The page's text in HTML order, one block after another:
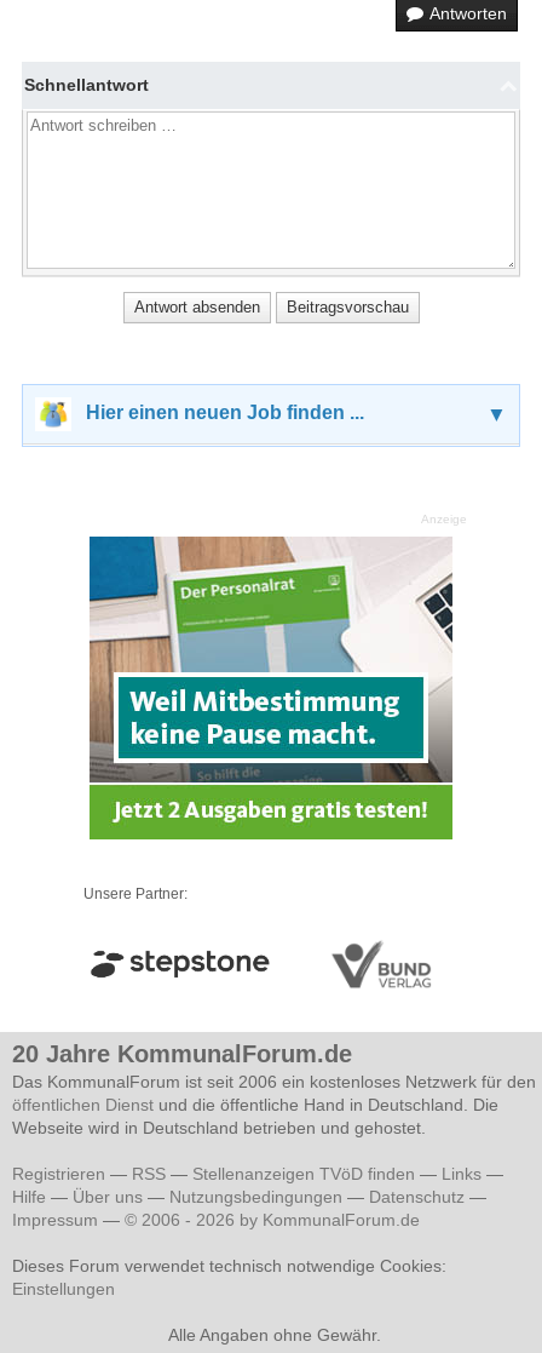
Antworten
Schnellantwort
Hier einen neuen Job finden ... ▼
Anzeige
Unsere Partner:
20 Jahre KommunalForum.de
Das KommunalForum ist seit 2006 ein kostenloses Netzwerk für den
öffentlichen Dienst und die öffentliche Hand in Deutschland. Die
Webseite wird in Deutschland betrieben und gehostet.
Registrieren — RSS — Stellenanzeigen TVöD finden — Links —
Hilfe — Über uns — Nutzungsbedingungen — Datenschutz —
Impressum — © 2006 - 2026 by KommunalForum.de
Dieses Forum verwendet technisch notwendige Cookies:
Einstellungen
Alle Angaben ohne Gewähr.